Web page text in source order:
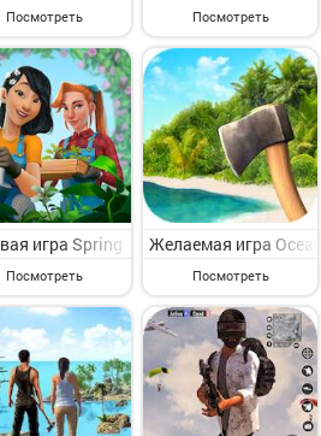
Посмотреть Посмотреть
приключенческая
Андроид - представляющая
игра Spring Valley: Ферма
Посмотреть
Желаемая игра
Посмотреть